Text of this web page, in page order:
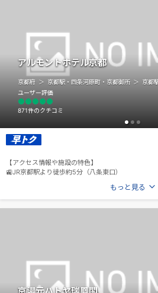
アルモントホテル京都
京都府 京都駅・四条河原町・京都御所 京都
【アクセス情報や施設の特色】
🚉JR京都駅より徒歩約5分（八条東口）
ユーザー評価
871件のクチコミ
もっと見る